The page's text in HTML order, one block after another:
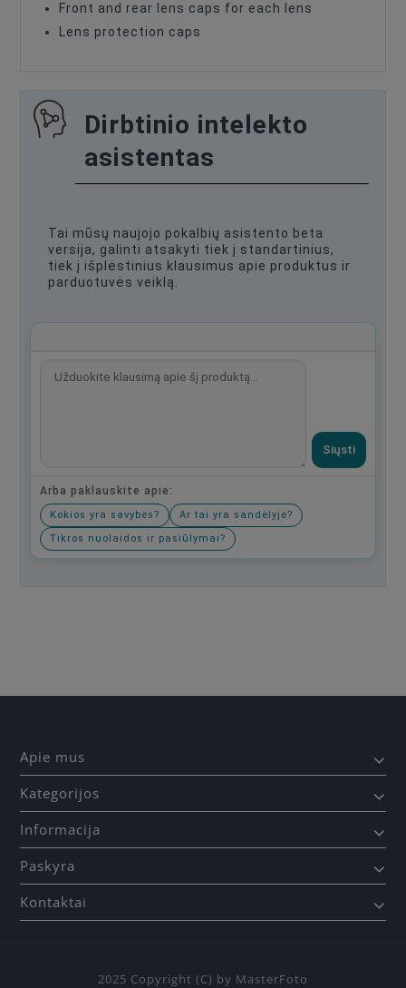
Front and rear lens caps for each lens
Lens protection caps
Dirbtinio intelekto
asistentas
Tai mūsų naujojo pokalbių asistento beta
versija, galinti atsakyti tiek į standartinius,
tiek į išplėstinius klausimus apie produktus ir
parduotuvės veiklą.
Siųsti
Arba paklauskite apie:
Kokios yra savybės?
Ar tai yra sandėlyje?
Tikros nuolaidos ir pasiūlymai?
Apie mus
Kategorijos
Informacija
Paskyra
Kontaktai
2025 Copyright (C) by MasterFoto